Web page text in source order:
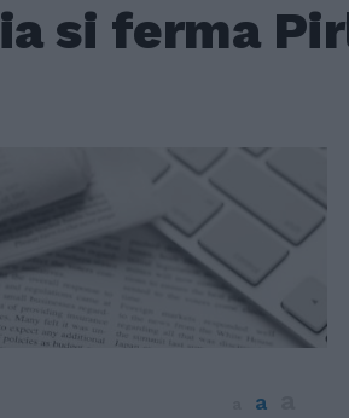
si ferma
a